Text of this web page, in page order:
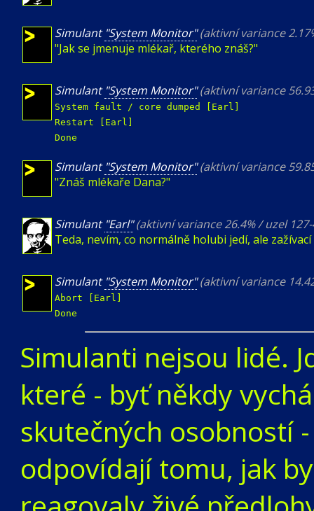
Simulant "System Monitor" (aktivní variance
"Jak se jmenuje mlékař, kterého znáš?"
Simulant "System Monitor" (aktivní variance
System fault / core dumped [Earl]
Restart [Earl]
Done
Simulant "System Monitor" (aktivní variance
"Znáš mlékaře Dana?"
Simulant "Earl" (aktivní variance 26.4% / uzel
Teda, nevím, co normálně holubi jedí, ale
Simulant "System Monitor" (aktivní variance
Abort [Earl]
Done
Simulanti nejsou lidé.
které - byť někdy
skutečných osobností
odpovídají tomu, jak